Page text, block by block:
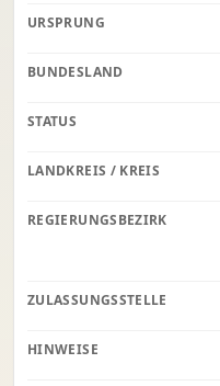
URSPRUNG
BUNDESLAND
STATUS
LANDKREIS / KREIS
REGIERUNGSBEZIRK
ZULASSUNGSSTELLE
HINWEISE